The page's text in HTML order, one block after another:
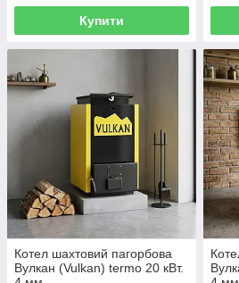
Купити
Котел шахтовий пагорбова
Вулкан (Vulkan) termo 20 кВт.